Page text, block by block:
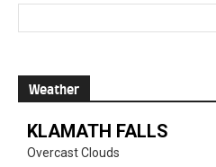
Weather
KLAMATH FALLS
Overcast Clouds